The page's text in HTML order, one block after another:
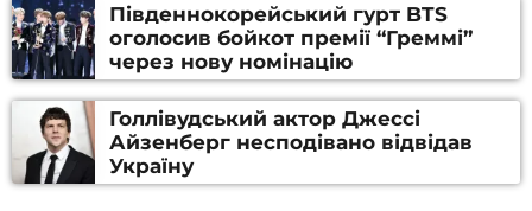
Південнокорейський гурт BTS
оголосив бойкот премії “Греммі”
через нову номінацію
Голлівудський актор Джессі
Айзенберг несподівано відвідав
Україну